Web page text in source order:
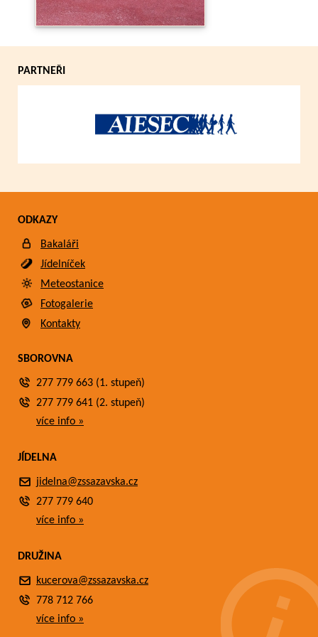
PARTNEŘI
ODKAZY
Bakaláři
Jídelníček
Meteostanice
Fotogalerie
Kontakty
SBOROVNA
277 779 663 (1. stupeň)
277 779 641 (2. stupeň)
více info »
JÍDELNA
jidelna@zssazavska.cz
277 779 640
více info »
DRUŽINA
kucerova@zssazavska.cz
778 712 766
více info »